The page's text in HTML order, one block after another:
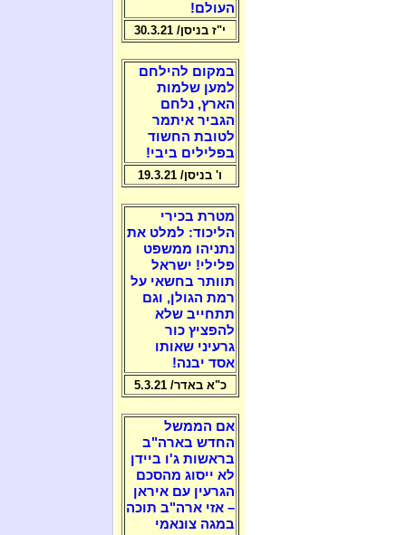
העולם!
י"ז בניסן/ 30.3.21
במקום להילחם
למען שלמות
הארץ, נלחם
הגביר איתמר
לטובת החשוד
בפלילים ביבי!
ו' בניסן/ 19.3.21
מטרת בכירי
הליכוד: למלט את
נתניהו ממשפט
פלילי! ישראל
תוותר בחשאי על
רמת הגולן, וגם
תתחייב שלא
להפציץ כור
גרעיני שאותו
אסד יבנה!
כ"א באדר/ 5.3.21
אם הממשל
החדש בארה"ב
בראשות ג'ו ביידן
לא ייסוג מהסכם
הגרעין עם איראן
– אזי ארה"ב תוכה
במגה צונאמי